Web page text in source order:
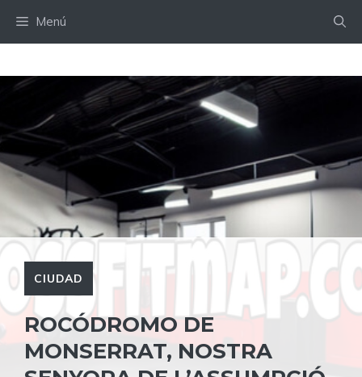
Menú
CIUDAD
ROCÓDROMO DE
MONSERRAT, NOSTRA